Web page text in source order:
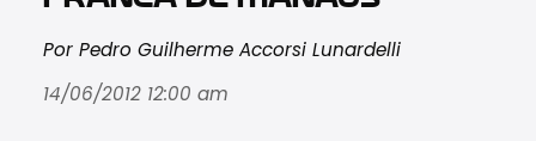
Por Pedro Guilherme Accorsi Lunardelli
14/06/2012 12:00 am